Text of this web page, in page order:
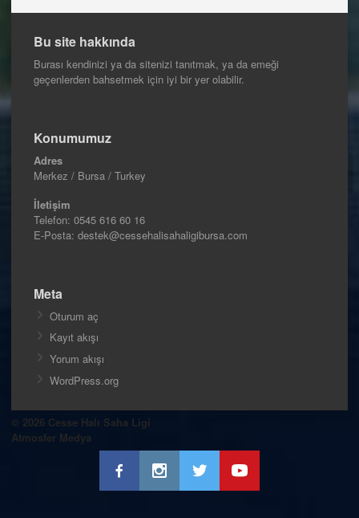
Bu site hakkında
Burası kendinizi ya da sitenizi tanıtmak, ya da emeği
geçenlerden bahsetmek için iyi bir yer olabilir.
Konumumuz
Adres
Merkez / Bursa / Turkey
İletişim
Telefon: 0545 616 60 16
E-Posta: destek@cessehalisahaligibursa.com
Meta
Oturum aç
Kayıt akışı
Yorum akışı
WordPress.org
© 2026 Cesse Halı Saha Ligi
Atmosfer Medya